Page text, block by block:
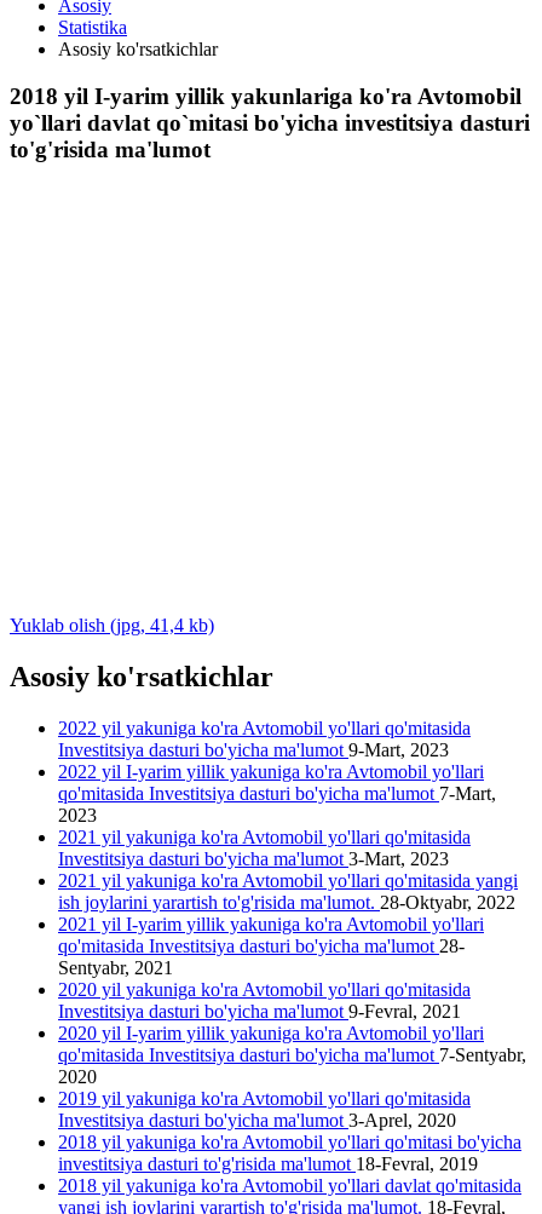
Asosiy
Statistika
Asosiy ko'rsatkichlar
2018 yil I-yarim yillik yakunlariga ko'ra Avtomobil
yo`llari davlat qo`mitasi bo'yicha investitsiya dasturi
to'g'risida ma'lumot
Yuklab olish (jpg, 41,4 kb)
Asosiy ko'rsatkichlar
2022 yil yakuniga ko'ra Avtomobil yo'llari qo'mitasida
Investitsiya dasturi bo'yicha ma'lumot 9-Mart, 2023
2022 yil I-yarim yillik yakuniga ko'ra Avtomobil yo'llari
qo'mitasida Investitsiya dasturi bo'yicha ma'lumot 7-Mart,
2023
2021 yil yakuniga ko'ra Avtomobil yo'llari qo'mitasida
Investitsiya dasturi bo'yicha ma'lumot 3-Mart, 2023
2021 yil yakuniga ko'ra Avtomobil yo'llari qo'mitasida yangi
ish joylarini yarartish to'g'risida ma'lumot. 28-Oktyabr, 2022
2021 yil I-yarim yillik yakuniga ko'ra Avtomobil yo'llari
qo'mitasida Investitsiya dasturi bo'yicha ma'lumot 28-
Sentyabr, 2021
2020 yil yakuniga ko'ra Avtomobil yo'llari qo'mitasida
Investitsiya dasturi bo'yicha ma'lumot 9-Fevral, 2021
2020 yil I-yarim yillik yakuniga ko'ra Avtomobil yo'llari
qo'mitasida Investitsiya dasturi bo'yicha ma'lumot 7-Sentyabr,
2020
2019 yil yakuniga ko'ra Avtomobil yo'llari qo'mitasida
Investitsiya dasturi bo'yicha ma'lumot 3-Aprel, 2020
2018 yil yakuniga ko'ra Avtomobil yo'llari qo'mitasi bo'yicha
investitsiya dasturi to'g'risida ma'lumot 18-Fevral, 2019
2018 yil yakuniga ko'ra Avtomobil yo'llari davlat qo'mitasida
yangi ish joylarini yarartish to'g'risida ma'lumot. 18-Fevral,